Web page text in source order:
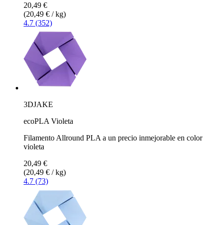
20,49 €
(20,49 € / kg)
4.7 (352)
3DJAKE
ecoPLA Violeta
Filamento Allround PLA a un precio inmejorable en color
violeta
20,49 €
(20,49 € / kg)
4.7 (73)